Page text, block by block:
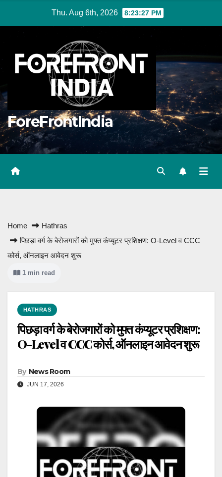
Thu. Aug 6th, 2026 8:23:27 PM
ForeFrontIndia
Home
Hathras
पिछड़ा वर्ग के बेरोजगारों को मुफ्त कंप्यूटर प्रशिक्षण: O-Level व CCC
कोर्स, ऑनलाइन आवेदन शुरू
1 min read
HATHRAS
पिछड़ा वर्ग के बेरोजगारों को मुफ्त कंप्यूटर प्रशिक्षण:
O-Level व CCC कोर्स, ऑनलाइन आवेदन शुरू
By News Room
JUN 17, 2026